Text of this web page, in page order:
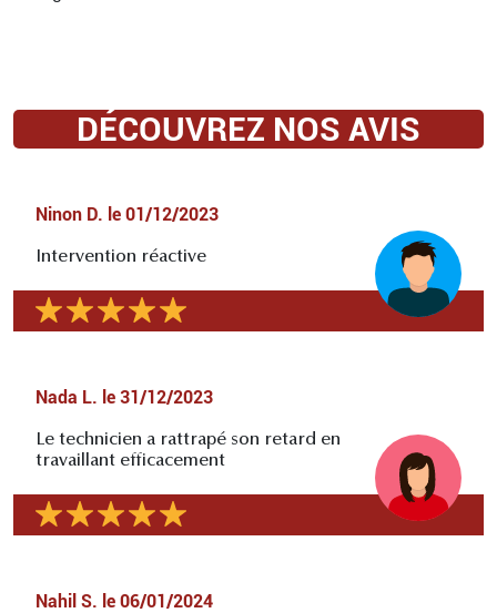
DÉCOUVREZ NOS AVIS
Ninon D. le 01/12/2023
Intervention réactive
Nada L. le 31/12/2023
Le technicien a rattrapé son retard en
travaillant efficacement
Nahil S. le 06/01/2024